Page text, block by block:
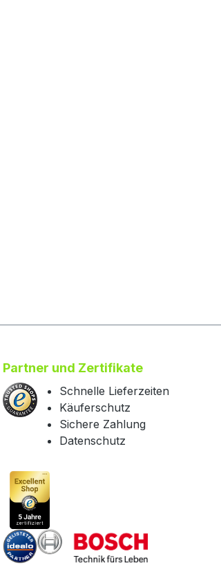
Partner und Zertifikate
Schnelle Lieferzeiten
Käuferschutz
Sichere Zahlung
Datenschutz